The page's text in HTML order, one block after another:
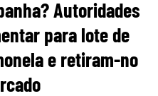
Autoridades
para lote de
e retiram-no